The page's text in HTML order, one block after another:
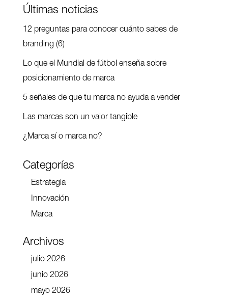
Últimas noticias
12 preguntas para conocer cuánto sabes de
branding (6)
Lo que el Mundial de fútbol enseña sobre
posicionamiento de marca
5 señales de que tu marca no ayuda a vender
Las marcas son un valor tangible
¿Marca sí o marca no?
Categorías
Estrategia
Innovación
Marca
Archivos
julio 2026
junio 2026
mayo 2026